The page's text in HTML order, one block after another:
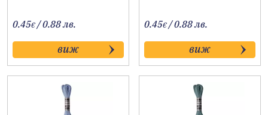
0.45€ / 0.88 лв.
виж
0.45€ / 0.88 лв.
виж